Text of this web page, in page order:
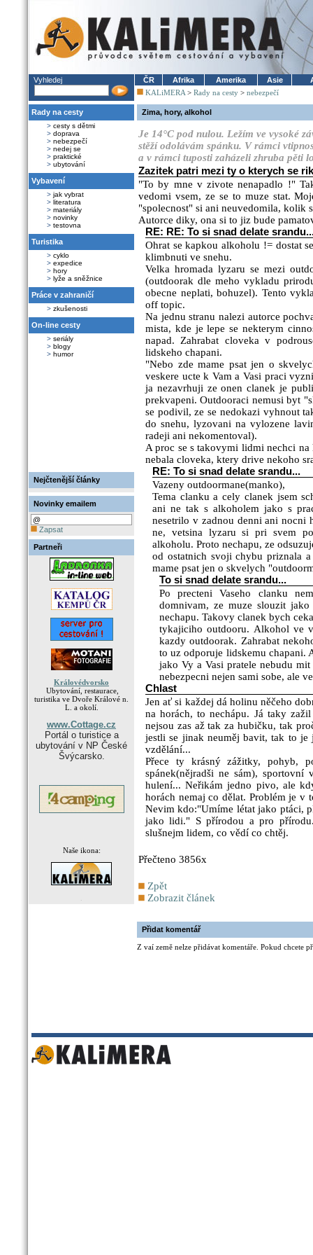
Vyhledej
Rady na cesty
> cesty s dětmi
> doprava
> nebezpečí
> nedej se
> praktické
> ubytování
Vybavení
> jak vybrat
> literatura
> materiály
> novinky
> testovna
Turistika
> cyklo
> expedice
> hory
> lyže a sněžnice
Práce v zahraničí
> zkušenosti
On-line cesty
> seriály
> blogy
> humor
Nejčtenější články
Novinky emailem
Zapsat
Partneři
Královédvorsko
Ubytování, restaurace,
turistika ve Dvoře Králové n.
L. a okolí.
www.Cottage.cz
Portál o turistice a
ubytování v NP České
Švýcarsko.
Naše ikona:
ČR Afrika Amerika Asie
KALiMERA > Rady na cesty > nebezpečí
Zima, hory, alkohol
Je 14°C pod nulou. Ležím ve vysoké
stěží odolávám spánku. V rámci
a v rámci tuposti zaházeli zhruba pěti
Zazitek patri mezi ty o kterych se
"To by mne v zivote nenapadlo !"
vedomi vsem, ze se to muze stat.
"spolecnost" si ani neuvedomila, kolik
Autorce diky, ona si to jiz bude
RE: RE: To si snad delate
Ohrat se kapkou alkoholu != dostat
klimbnuti ve snehu.
Velka hromada lyzaru se mezi
(outdoorak dle meho vykladu
obecne neplati, bohuzel). Tento
off topic.
Na jednu stranu nalezi autorce
mista, kde je lepe se nekterym
napad. Zahrabat cloveka v
lidskeho chapani.
"Nebo zde mame psat jen o
veskere ucte k Vam a Vasi praci
ja nezavrhuji ze onen clanek je
prekvapeni. Outdooraci nemusi byt
se podivil, ze se nedokazi vyhnout
do snehu, lyzovani na vylozene
radeji ani nekomentoval).
A proc se s takovymi lidmi nechci na
nebala cloveka, ktery drive nekoho
RE: To si snad delate srandu...
Vazeny outdoormane(manko),
Tema clanku a cely clanek jsem
ani ne tak s alkoholem jako s
nesetrilo v zadnou denni ani nocni
ne, vetsina lyzaru si pri svem
alkoholu. Proto nechapu, ze
od ostatnich svoji chybu priznala
mame psat jen o skvelych
To si snad delate srandu...
Po precteni Vaseho clanku
domnivam, ze muze slouzit
nechapu. Takovy clanek bych
tykajiciho outdooru. Alkohol ve
kazdy outdoorak. Zahrabat
to uz odporuje lidskemu chapani.
jako Vy a Vasi pratele nebudu
nebezpecni nejen sami sobe, ale
Chlast
Jen ať si každej dá holinu něčeho
na horách, to nechápu. Já taky
nejsou zas až tak za hubičku, tak
jestli se jinak neuměj bavit, tak to
vzdělání...
Přece ty krásný zážitky, pohyb,
spánek(nějradši ne sám),
hulení... Neřikám jedno pivo, ale
horách nemaj co dělat. Problém je v
Nevim kdo:"Umíme létat jako ptáci,
jako lidi." S přírodou a pro
slušnejm lidem, co vědí co chtěj.
Přečteno 3856x
Zpět
Zobrazit článek
Přidat komentář
Z vaí země nelze přidávat komentáře. Pokud chcete